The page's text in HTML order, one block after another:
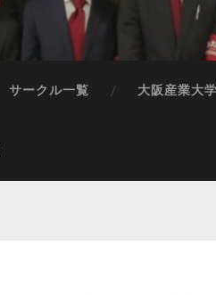
サークル一覧 大阪産業大